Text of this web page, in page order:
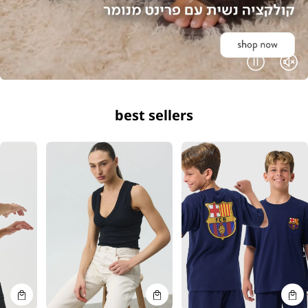
Unmute
Pause
best sellers
קנייה
קנייה
קנייה